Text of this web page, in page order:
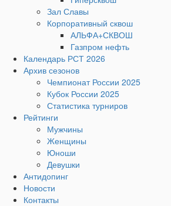
Зал Славы
Корпоративный сквош
АЛЬФА+СКВОШ
Газпром нефть
Календарь РСТ 2026
Архив сезонов
Чемпионат России 2025
Кубок России 2025
Статистика турниров
Рейтинги
Мужчины
Женщины
Юноши
Девушки
Антидопинг
Новости
Контакты